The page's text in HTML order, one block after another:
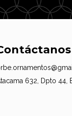
632, Dpto 44,